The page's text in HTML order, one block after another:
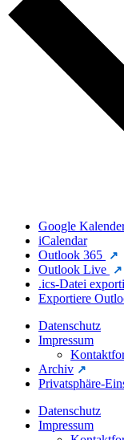
Google
iCalendar
Outlook 365
Outlook Live
.ics-Datei
Exportiere
Datenschutz
Impressum
Archiv
Privatsphäre-
Datenschutz
Impressum